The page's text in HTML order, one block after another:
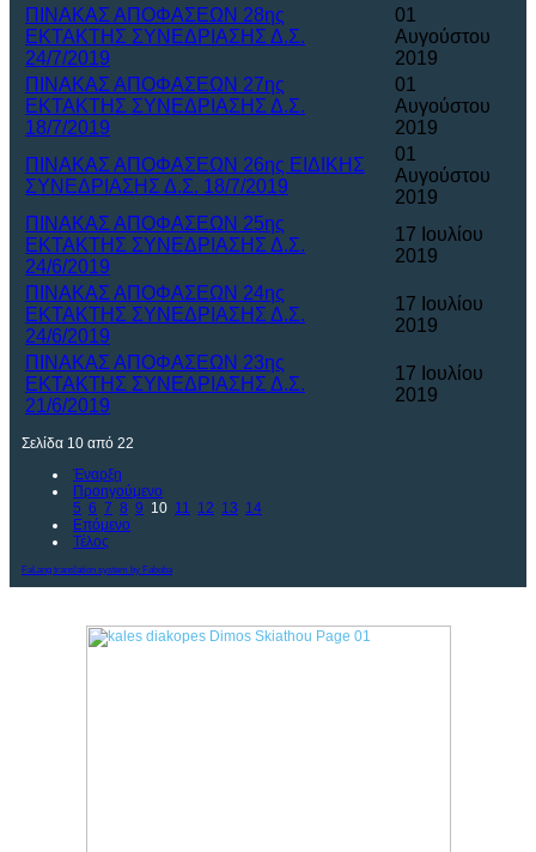
ΠΙΝΑΚΑΣ ΑΠΟΦΑΣΕΩΝ 28ης
ΕΚΤΑΚΤΗΣ ΣΥΝΕΔΡΙΑΣΗΣ Δ.Σ.
24/7/2019
01
Αυγούστου
2019
ΠΙΝΑΚΑΣ ΑΠΟΦΑΣΕΩΝ 27ης
ΕΚΤΑΚΤΗΣ ΣΥΝΕΔΡΙΑΣΗΣ Δ.Σ.
18/7/2019
01
Αυγούστου
2019
ΠΙΝΑΚΑΣ ΑΠΟΦΑΣΕΩΝ 26ης ΕΙΔΙΚΗΣ
ΣΥΝΕΔΡΙΑΣΗΣ Δ.Σ. 18/7/2019
01
Αυγούστου
2019
ΠΙΝΑΚΑΣ ΑΠΟΦΑΣΕΩΝ 25ης
ΕΚΤΑΚΤΗΣ ΣΥΝΕΔΡΙΑΣΗΣ Δ.Σ.
24/6/2019
17 Ιουλίου
2019
ΠΙΝΑΚΑΣ ΑΠΟΦΑΣΕΩΝ 24ης
ΕΚΤΑΚΤΗΣ ΣΥΝΕΔΡΙΑΣΗΣ Δ.Σ.
24/6/2019
17 Ιουλίου
2019
ΠΙΝΑΚΑΣ ΑΠΟΦΑΣΕΩΝ 23ης
ΕΚΤΑΚΤΗΣ ΣΥΝΕΔΡΙΑΣΗΣ Δ.Σ.
21/6/2019
17 Ιουλίου
2019
Σελίδα 10 από 22
Έναρξη
Προηγούμενο
5 6 7 8 9 10 11 12 13 14
Επόμενο
Τέλος
FaLang translation system by Faboba